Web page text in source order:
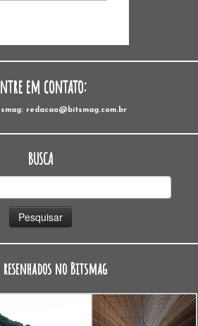
em contato:
redacao@bitsmag.com.br
BUSCA
resenhados no Bitsmag